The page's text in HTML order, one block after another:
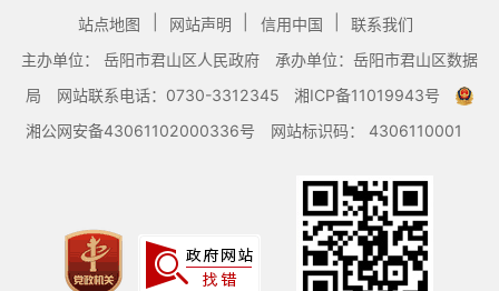
站点地图 网站声明 信用中国
联系我们
主办单位： 岳阳市君山区人民政府
承办单位：岳阳市君山区数据
局
网站联系电话：0730-3312345
湘ICP备11019943号
湘公网安备43061102000336号
网站标识码： 4306110001